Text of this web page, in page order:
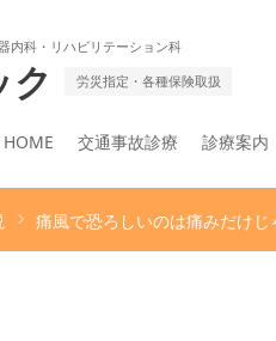
内科・リハビリテーション科
ク 労災指定・各種保険取扱
HOME 交通事故診療 診療案内
痛風で恐ろしいのは痛みだけ